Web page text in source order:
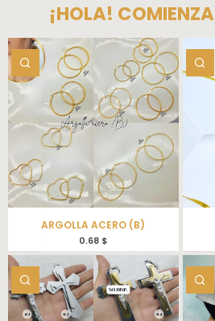
¡HOLA!
ARGOLLA ACERO (B)
0.68 $